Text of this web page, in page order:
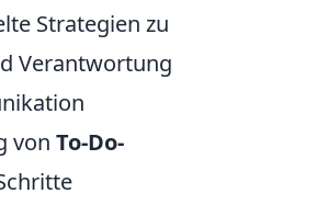
Strategien zu
Verantwortung
von To-Do-